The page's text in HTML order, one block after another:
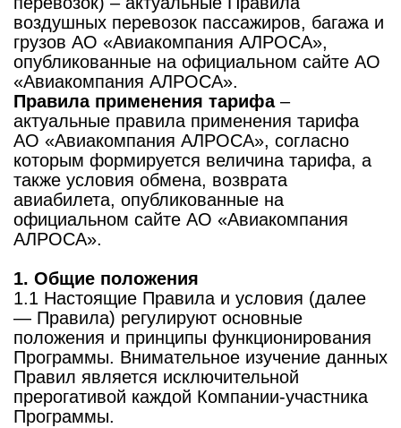
воздушных перевозок пассажиров, багажа и
грузов АО «Авиакомпания АЛРОСА»,
опубликованные на официальном сайте АО
«Авиакомпания АЛРОСА».
Правила применения тарифа–
актуальные правила применения тарифа
АО «Авиакомпания АЛРОСА», согласно
которым формируется величина тарифа, а
также условия обмена, возврата
авиабилета, опубликованные на
официальном сайте АО «Авиакомпания
АЛРОСА».
1. Общие положения
1.1 Настоящие Правила и условия (далее
— Правила) регулируют основные
положения и принципы функционирования
Программы. Внимательное изучение данных
Правил является исключительной
прерогативой каждой Компании-участника
Программы.